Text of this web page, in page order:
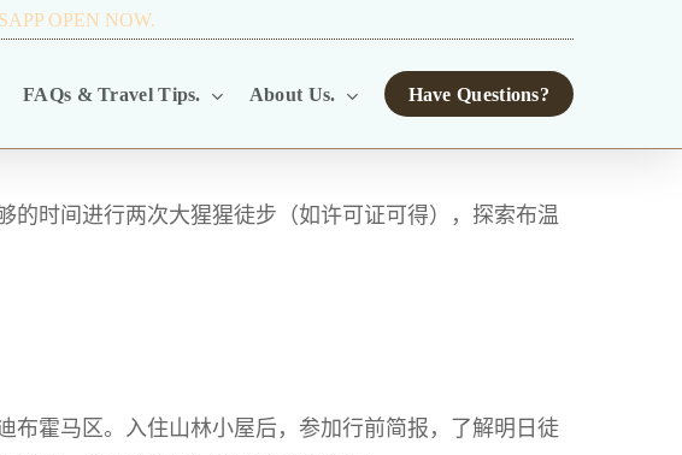
OPEN NOW.
FAQs & Travel Tips. About Us. Have Questions?
时间进行两次大猩猩徒步（如许可证可得），探索布温
布霍马区。入住山林小屋后，参加行前简报，了解明日徒